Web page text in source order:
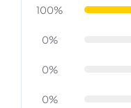
100%
0%
0%
0%